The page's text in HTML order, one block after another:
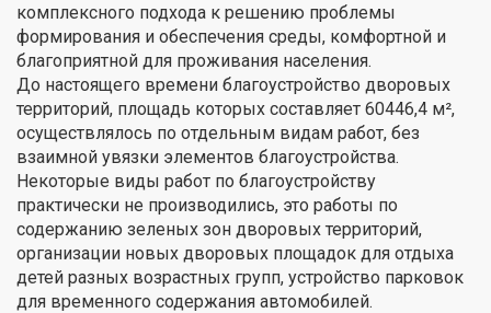
комплексного подхода к решению проблемы
формирования и обеспечения среды, комфортной и
благоприятной для проживания населения.
До настоящего времени благоустройство дворовых
территорий, площадь которых составляет 60446,4 м²,
осуществлялось по отдельным видам работ, без
взаимной увязки элементов благоустройства.
Некоторые виды работ по благоустройству
практически не производились, это работы по
содержанию зеленых зон дворовых территорий,
организации новых дворовых площадок для отдыха
детей разных возрастных групп, устройство парковок
для временного содержания автомобилей.